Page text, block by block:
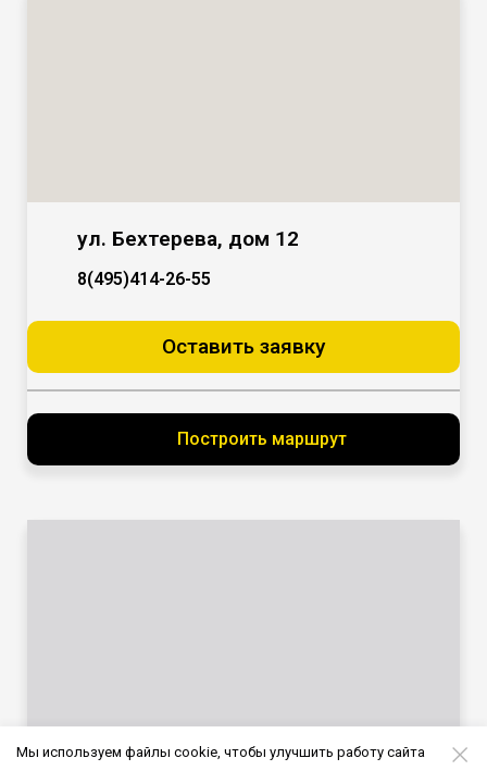
ул. Бехтерева, дом 12
8(495)414-26-55
Оставить заявку
Построить маршрут
Мы используем файлы cookie, чтобы улучшить работу сайта